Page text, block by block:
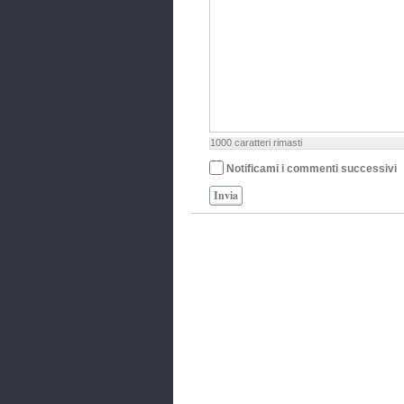
1000 caratteri rimasti
Notificami i commenti successivi
Invia